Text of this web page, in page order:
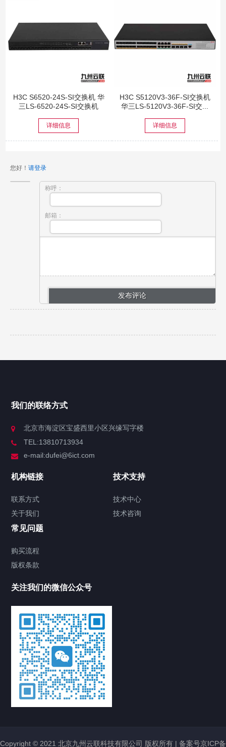
H3C S6520-24S-SI交换机 华
三LS-6520-24S-SI交换机
详细信息
H3C S5120V3-36F-SI交换机
华三LS-5120V3-36F-SI交...
详细信息
您好！ 请登录
称呼：
邮箱：
我们的联络方式
北京市海淀区宝盛西里小区兴缘写字楼
TEL:13810713934
e-mail:dufei@6ict.com
机构链接
联系方式
关于我们
技术支持
技术中心
技术咨询
常见问题
购买流程
版权条款
关注我们的微信公众号
Copyright © 2021 北京九州云联科技有限公司 版权所有 | 备案号京ICP备